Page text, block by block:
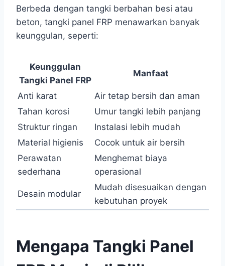
Berbeda dengan tangki berbahan besi atau
beton, tangki panel FRP menawarkan banyak
keunggulan, seperti:
Keunggulan
Tangki Panel FRP
Manfaat
Anti karat
Air tetap bersih dan aman
Tahan korosi
Umur tangki lebih panjang
Struktur ringan
Instalasi lebih mudah
Material higienis
Cocok untuk air bersih
Perawatan
sederhana
Menghemat biaya
operasional
Desain modular
Mudah disesuaikan dengan
kebutuhan proyek
Mengapa Tangki Panel